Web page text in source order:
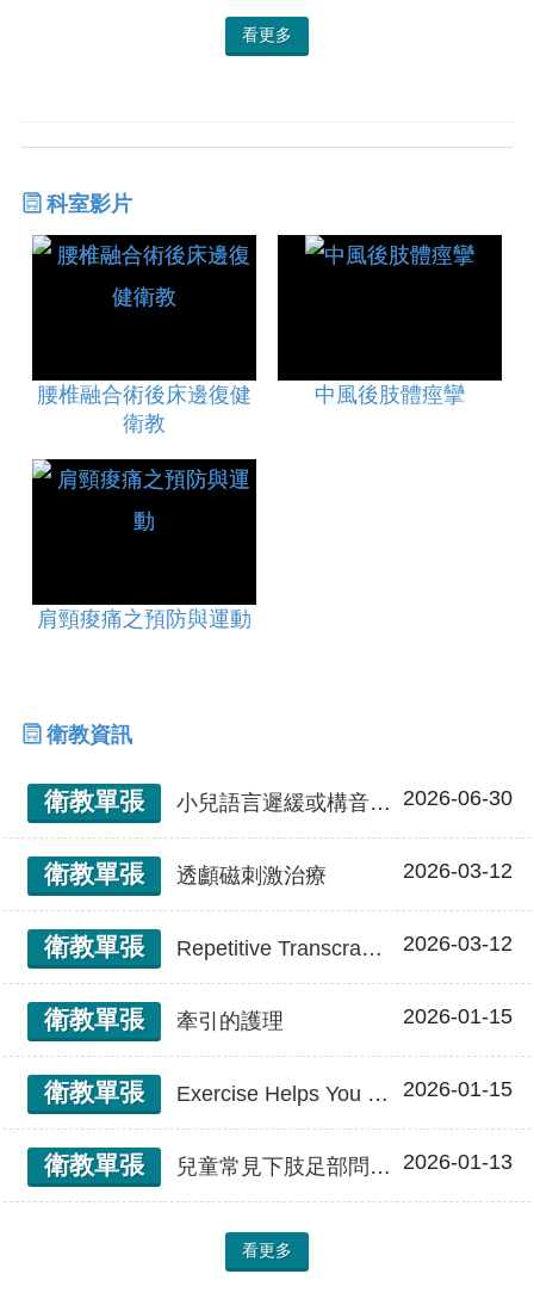
看更多
科室影片
腰椎融合術後床邊復健
衛教
中風後肢體痙攣
肩頸痠痛之預防與運動
衛教資訊
衛教單張 小兒語言遲緩或構音異常 2026-06-30
衛教單張 透顱磁刺激治療 2026-03-12
衛教單張 Repetitive Transcranial Magnetic Stimulation (rTMS) 透顱磁刺激治療 2026-03-12
衛教單張 牽引的護理 2026-01-15
衛教單張 Exercise Helps You Overcome Side Effects of Lung Cancer Treatment 運動助您戰勝肺癌治療副作用 2026-01-15
衛教單張 兒童常見下肢足部問題-扁平足 2026-01-13
看更多